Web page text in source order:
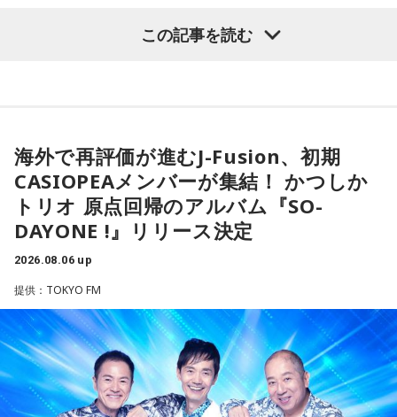
心の奥で「もうこのままでは違う」と感じていたことが浮か
【今日の一言メッセージ】
今日は火星にバーテックスというポイントが重なる日。運命
に導かれ、新時代の生き方やお役目に気がついたり、直感が
降りてきたりするかも！ ぜひアドバイスを参考に行動してみ
てくださいね。
■監修者プロフィール：月野さやか（つきの・さやか）
東京・池袋占い館セレーネ所属。元野村證券トップセールス
という異色の経歴を持つ占星術師。自身の人生の転機をきっ
かけにホロスコープと出会い、星よみによる人生プロデュー
スの道へ。著書『山芋シンデレラ』。経営者から個人まで幅
広くサポートしている。
Webサイト：https://selene-uranai.com/
【6位】獅子座（しし座）
太陽が獅子座を照らす今は、自分の人生を自分で演出してい
【7位】魚座（うお座）
直感の中に「これからの幸せ」のヒントが隠れていそう。損
得や正解より、なぜか惹かれるものを大切にしてみてくださ
い。心が喜ぶ選択が新しいご縁につながるかも。夜は好きな
音楽を聴きながら、叶えたい未来をイメージしてね。
【8位】乙女座（おとめ座）
「ちゃんとしなきゃ」を少し緩めると、毎日がもっと楽しく
なりそうです。効率や正しさだけではなく、自分が心地よく
続けられる方法を探してみて。仕事のやり方を変えるのもお
すすめ。今日は一つだけ「やらなくていいこと」を決めてみ
ましょう。
【9位】牡牛座（おうし座）
伝説的フュージョンバンド、カシオペアの初期メンバー3人に
よる、かつしかトリオが、4枚目のオリジナルアルバム『SO-
DAYONE !』を10月14日（水）にリリースすることを発表し
ました。近年、海外の若いリスナーを中心に再び注目を集め
ているJ-Fusion。本作は、その王道ともいえる爽快かつパワフ
ルなサウンドへ原点回帰した、かつしかトリオ渾身のニュー
アルバムとなっています。
アルバムタイトルのきっかけとなったのは、あるコンサート
での出来事。演奏後のMCで、メンバーとファンが「やっぱり
J-Fusionは良いよね」という思いを分かち合うなかで生まれた
言葉が、「SO-DAYONE !（そうだよね！）」でした。この言
葉から着想を得た向谷 実を中心に制作が進められ、短期間で
この記事を読む
海外で再評価が進むJ-Fusion、初期
CASIOPEAメンバーが集結！ かつしか
トリオ 原点回帰のアルバム『SO-
DAYONE !』リリース決定
2026.08.06 up
提供：TOKYO FM